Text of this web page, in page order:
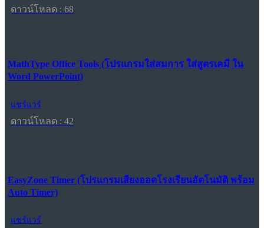
ดาวน์โหลด : 68
MathType Office Tools (โปรแกรมใส่สมการ ใส่สูตรเคมี ใน
Word PowerPoint)
แชร์แวร์
ดาวน์โหลด : 42
EasyZone Timer (โปรแกรมเสียงออดโรงเรียนอัตโนมัติ พร้อม
Auto Timer)
แชร์แวร์